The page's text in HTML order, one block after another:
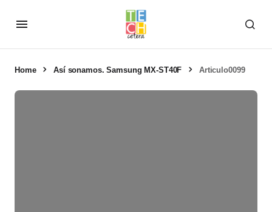
Home Así sonamos. Samsung MX-ST40F Articulo0099